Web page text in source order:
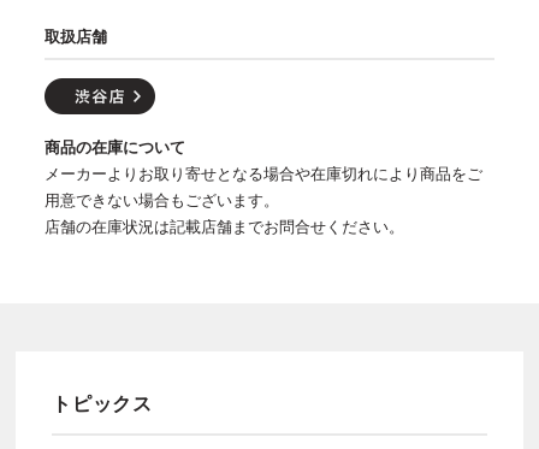
取扱店舗
商品の在庫について
メーカーよりお取り寄せとなる場合や在庫切れにより商品をご
用意できない場合もございます。
店舗の在庫状況は記載店舗までお問合せください。
トピックス